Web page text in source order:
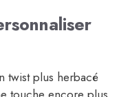
twist plus herbacé